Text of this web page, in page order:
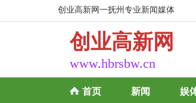
创业高新网一抚州专业新闻媒体
创业高新网
www.hbrsbw.cn
首页 新闻 娱